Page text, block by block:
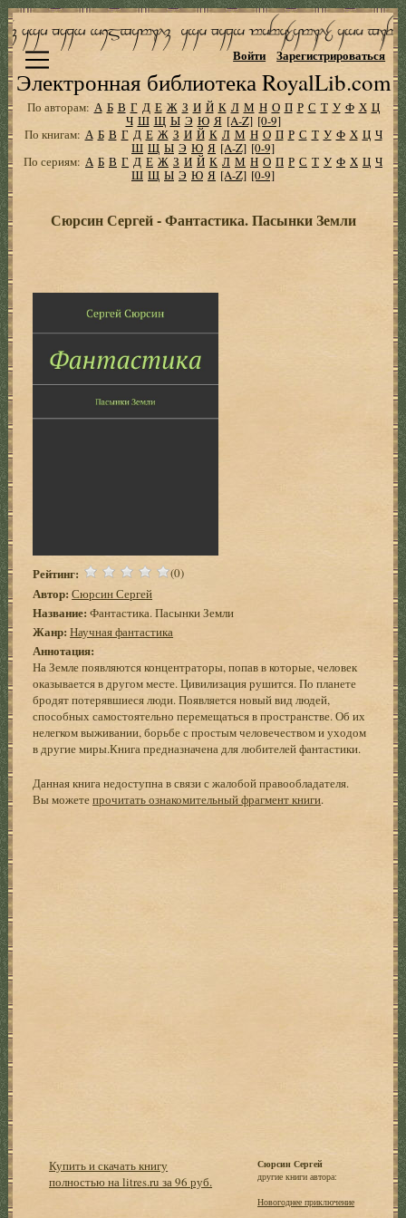
Электронная библиотека RoyalLib.com
Войти Зарегистрироваться
По авторам: А Б В Г Д Е Ж З И Й К Л М Н О П Р С Т У Ф Х Ц
Ч Ш Щ Ы Э Ю Я [A-Z] [0-9]
По книгам: А Б В Г Д Е Ж З И Й К Л М Н О П Р С Т У Ф Х Ц Ч
Ш Щ Ы Э Ю Я [A-Z] [0-9]
По сериям: А Б В Г Д Е Ж З И Й К Л М Н О П Р С Т У Ф Х Ц Ч
Ш Щ Ы Э Ю Я [A-Z] [0-9]
Сюрсин Сергей - Фантастика. Пасынки Земли
Рейтинг: (0)
Автор: Сюрсин Сергей
Название: Фантастика. Пасынки Земли
Жанр: Научная фантастика
Аннотация:
На Земле появляются концентраторы, попав в которые, человек
оказывается в другом месте. Цивилизация рушится. По планете
бродят потерявшиеся люди. Появляется новый вид людей,
способных самостоятельно перемещаться в пространстве. Об их
нелегком выживании, борьбе с простым человечеством и уходом
в другие миры.Книга предназначена для любителей фантастики.
Данная книга недоступна в связи с жалобой правообладателя.
Вы можетепрочитать ознакомительный фрагмент книги.
Купить и скачать книгу
полностью на litres.ru за 96 руб.
Сюрсин Сергей
другие книги автора:
Новогоднее приключение